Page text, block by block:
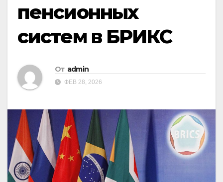
пенсионных
систем в БРИКС
От admin
ФЕВ 28, 2026